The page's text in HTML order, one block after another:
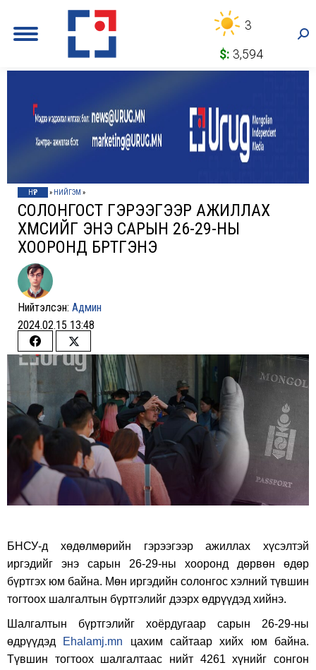
3
$: 3,594
НҮҮР » НИЙГЭМ »
СОЛОНГОСТ ГЭРЭЭГЭЭР АЖИЛЛАХ
ХҮМҮҮСИЙГ ЭНЭ САРЫН 26-29-НЫ
ХООРОНД БҮРТГЭНЭ
Нийтэлсэн: Админ
2024.02.15 13:48
Share
Facebook
Share
on
Twitter
БНСУ-д хөдөлмөрийн гэрээгээр ажиллах хүсэлтэй
иргэдийг энэ сарын 26-29-ны хооронд дөрвөн өдөр
бүртгэх юм байна. Мөн иргэдийн солонгос хэлний түвшин
тогтоох шалгалтын бүртгэлийг дээрх өдрүүдэд хийнэ.
Шалгалтын бүртгэлийг хоёрдугаар сарын 26-29-ны
өдрүүдэд Ehalamj.mn цахим сайтаар хийх юм байна.
Түвшин тогтоох шалгалтаас нийт 4261 хүнийг сонгон